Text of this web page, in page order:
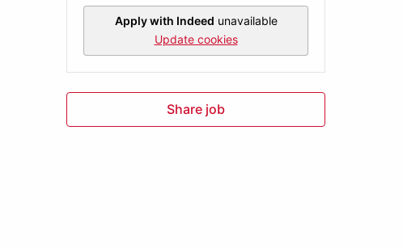
Apply with Indeed unavailable
Update cookies
Share job